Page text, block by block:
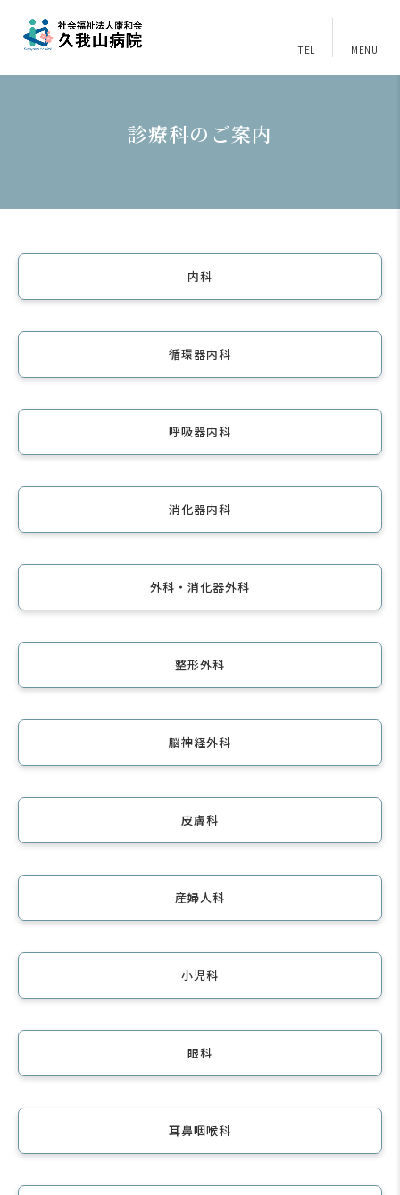
TEL MENU
診療科のご案内
内科
循環器内科
呼吸器内科
消化器内科
外科・消化器外科
整形外科
脳神経外科
皮膚科
産婦人科
小児科
眼科
耳鼻咽喉科